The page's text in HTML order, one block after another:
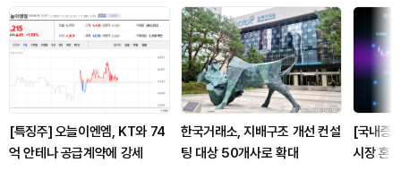
[특징주] 오늘이엔엠, KT와 74
억 안테나 공급계약에 강세
한국거래소, 지배구조 개선 컨설
팅 대상 50개사로 확대
[국내증
시장 혼